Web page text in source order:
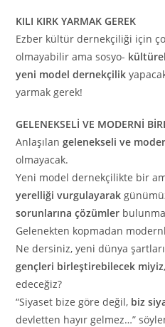
KILI KIRK YARMAK GEREK
Ezber kültür dernekçiliği için
olmayabilir ama sosyo-
yeni model dernekçilik
yarmak gerek!
GELENEKSELİ VE MODERNİ
Anlaşılangelenekseli ve
olmayacak.
Yeni model dernekçilikte bir
yerelliği vurgulayarak
sorunlarına çözümler
Gelenekten kopmadan
Ne dersiniz, yeni dünya
gençleri birleştirebilecek miyiz
edeceğiz?
“Siyaset bize göre değil, biz
devletten hayır gelmez…”